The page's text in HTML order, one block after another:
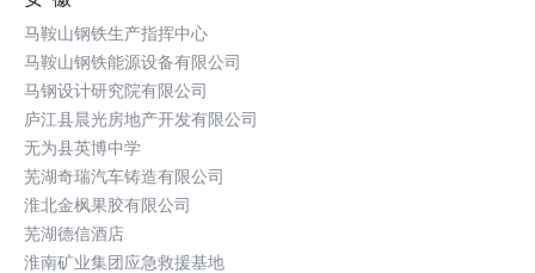
马鞍山钢铁生产指挥中心
马鞍山钢铁能源设备有限公司
马钢设计研究院有限公司
庐江县晨光房地产开发有限公司
无为县英博中学
芜湖奇瑞汽车铸造有限公司
淮北金枫果胶有限公司
芜湖德信酒店
淮南矿业集团应急救援基地